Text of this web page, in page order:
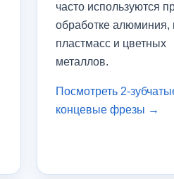
часто используются
обработке алюминия,
пластмасс и цветных
металлов.
Посмотреть 2-
концевые фрезы →